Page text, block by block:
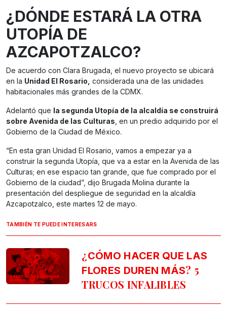
¿DÓNDE ESTARÁ LA OTRA
UTOPÍA DE
AZCAPOTZALCO?
De acuerdo con Clara Brugada, el nuevo proyecto se ubicará
en la Unidad El Rosario, considerada una de las unidades
habitacionales más grandes de la CDMX.
Adelantó que la segunda Utopía de la alcaldía se construirá
sobre Avenida de las Culturas, en un predio adquirido por el
Gobierno de la Ciudad de México.
“En esta gran Unidad El Rosario, vamos a empezar ya a
construir la segunda Utopía, que va a estar en la Avenida de las
Culturas; en ese espacio tan grande, que fue comprado por el
Gobierno de la ciudad”, dijo Brugada Molina durante la
presentación del despliegue de seguridad en la alcaldía
Azcapotzalco, este martes 12 de mayo.
TAMBIÉN TE PUEDE INTERESARS
¿ CÓMO HACER QUE LAS
FLORES DUREN MÁS? 5
TRUCOS INFALIBLES